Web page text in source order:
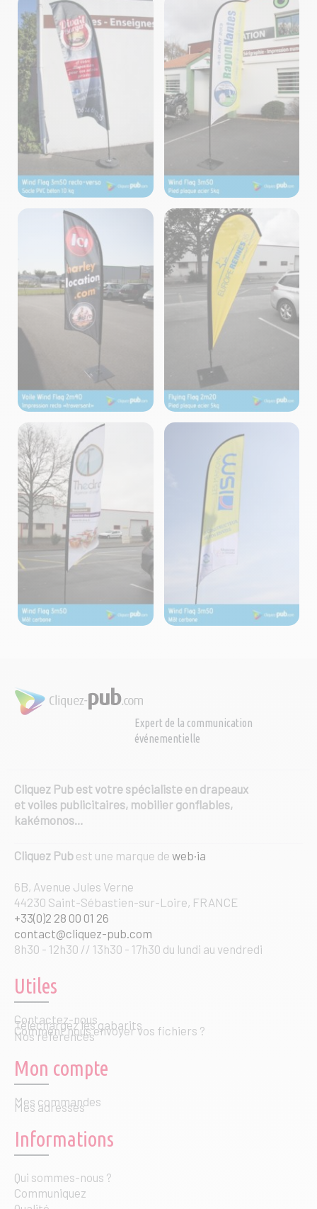
Voiles – Fabrication
Cliquez-Pub ©2024
Voiles – Fabrication
Cliquez-Pub ©2024
Voiles – Fabrication
Cliquez-Pub ©2024
Voiles – Fabrication
Cliquez-Pub ©2024
Voiles – Fabrication
Cliquez-Pub ©2024
Voiles – Fabrication
Cliquez-Pub ©2024
Expert de la communication
événementielle
Cliquez Pub est votre spécialiste en drapeaux
et voiles publicitaires, mobilier gonflables,
kakémonos…
Cliquez Pub est une marque de web·ia
6B, Avenue Jules Verne
44230 Saint-Sébastien-sur-Loire, FRANCE
+33(0)2 28 00 01 26
contact@cliquez-pub.com
8h30 - 12h30 // 13h30 - 17h30 du lundi au vendredi
Utiles
Contactez-nous
Téléchargez les gabarits
Comment nous envoyer vos fichiers ?
Nos références
Mon compte
Mes commandes
Mes adresses
Informations
Qui sommes-nous ?
Communiquez